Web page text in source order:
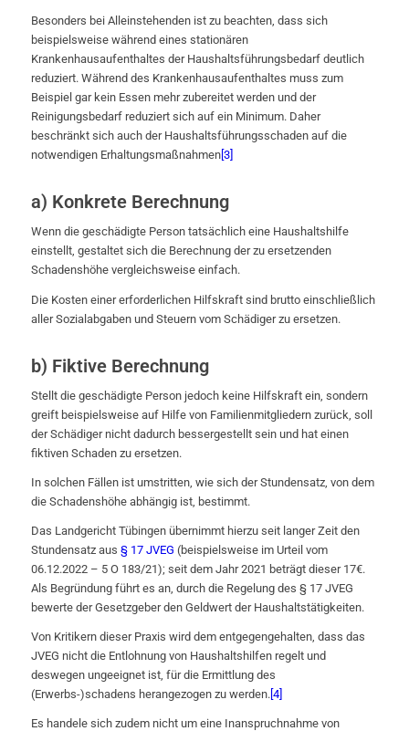
Besonders bei Alleinstehenden ist zu beachten, dass sich
beispielsweise während eines stationären
Krankenhausaufenthaltes der Haushaltsführungsbedarf deutlich
reduziert. Während des Krankenhausaufenthaltes muss zum
Beispiel gar kein Essen mehr zubereitet werden und der
Reinigungsbedarf reduziert sich auf ein Minimum. Daher
beschränkt sich auch der Haushaltsführungsschaden auf die
notwendigen Erhaltungsmaßnahmen[3]
a) Konkrete Berechnung
Wenn die geschädigte Person tatsächlich eine Haushaltshilfe
einstellt, gestaltet sich die Berechnung der zu ersetzenden
Schadenshöhe vergleichsweise einfach.
Die Kosten einer erforderlichen Hilfskraft sind brutto einschließlich
aller Sozialabgaben und Steuern vom Schädiger zu ersetzen.
b) Fiktive Berechnung
Stellt die geschädigte Person jedoch keine Hilfskraft ein, sondern
greift beispielsweise auf Hilfe von Familienmitgliedern zurück, soll
der Schädiger nicht dadurch bessergestellt sein und hat einen
fiktiven Schaden zu ersetzen.
In solchen Fällen ist umstritten, wie sich der Stundensatz, von dem
die Schadenshöhe abhängig ist, bestimmt.
Das Landgericht Tübingen übernimmt hierzu seit langer Zeit den
Stundensatz aus § 17 JVEG (beispielsweise im Urteil vom
06.12.2022 – 5 O 183/21); seit dem Jahr 2021 beträgt dieser 17€.
Als Begründung führt es an, durch die Regelung des § 17 JVEG
bewerte der Gesetzgeber den Geldwert der Haushaltstätigkeiten.
Von Kritikern dieser Praxis wird dem entgegengehalten, dass das
JVEG nicht die Entlohnung von Haushaltshilfen regelt und
deswegen ungeeignet ist, für die Ermittlung des
(Erwerbs-)schadens herangezogen zu werden. [4]
Es handele sich zudem nicht um eine Inanspruchnahme von